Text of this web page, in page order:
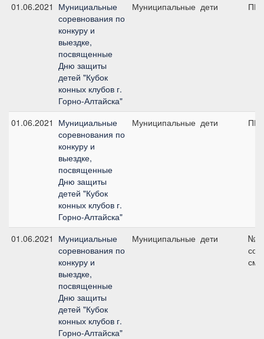
01.06.2021 Мунициальные
соревнования по
конкуру и
выездке,
посвященные
Дню защиты
детей "Кубок
конных клубов г.
Горно-Алтайска"
Муниципальные дети ПП
01.06.2021 Мунициальные
соревнования по
конкуру и
выездке,
посвященные
Дню защиты
детей "Кубок
конных клубов г.
Горно-Алтайска"
Муниципальные дети ПП
01.06.2021 Мунициальные
соревнования по
конкуру и
выездке,
посвященные
Дню защиты
детей "Кубок
конных клубов г.
Горно-Алтайска"
Муниципальные дети
№2
см